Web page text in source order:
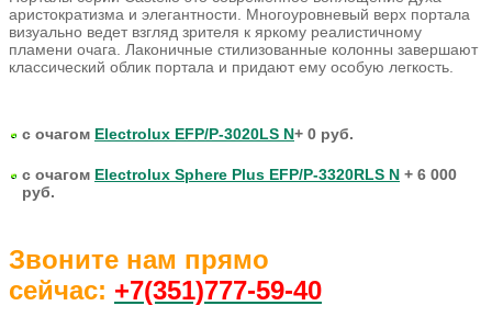
аристократизма и элегантности. Многоуровневый верх портала
визуально ведет взгляд зрителя к яркому реалистичному
пламени очага. Лаконичные стилизованные колонны завершают
классический облик портала и придают ему особую легкость.
с очагом Electrolux EFP/P-3020LS N+ 0 руб.
с очагом Electrolux Sphere Plus EFP/P-3320RLS N + 6 000
руб.
Звоните нам прямо
сейчас: +7(351)777-59-40